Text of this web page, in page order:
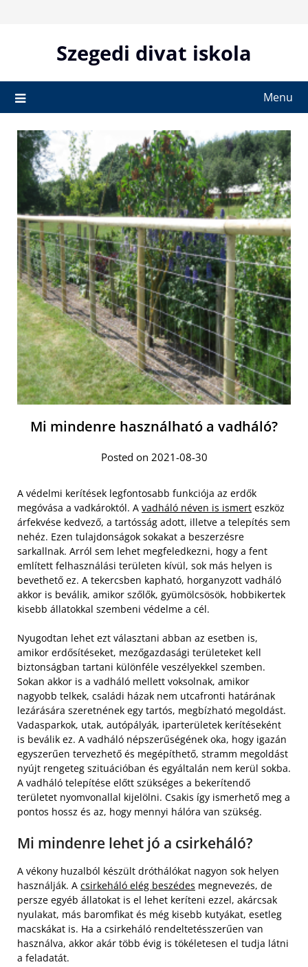
Szegedi divat iskola
Menu
Mi mindenre használható a vadháló?
Posted on 2021-08-30
A védelmi kerítések legfontosabb funkciója az erdők
megóvása a vadkároktól. A vadháló néven is ismert eszköz
árfekvése kedvező, a tartósság adott, illetve a telepítés sem
nehéz. Ezen tulajdonságok sokakat a beszerzésre
sarkallnak. Arról sem lehet megfeledkezni, hogy a fent
említett felhasználási területen kívül, sok más helyen is
bevethető ez. A tekercsben kapható, horganyzott vadháló
akkor is beválik, amikor szőlők, gyümölcsösök, hobbikertek
kisebb állatokkal szembeni védelme a cél.
Nyugodtan lehet ezt választani abban az esetben is,
amikor erdősítéseket, mezőgazdasági területeket kell
biztonságban tartani különféle veszélyekkel szemben.
Sokan akkor is a vadháló mellett voksolnak, amikor
nagyobb telkek, családi házak nem utcafronti határának
lezárására szeretnének egy tartós, megbízható megoldást.
Vadasparkok, utak, autópályák, iparterületek kerítéseként
is beválik ez. A vadháló népszerűségének oka, hogy igazán
egyszerűen tervezhető és megépíthető, stramm megoldást
nyújt rengeteg szituációban és egyáltalán nem kerül sokba.
A vadháló telepítése előtt szükséges a bekerítendő
területet nyomvonallal kijelölni. Csakis így ismerhető meg a
pontos hossz és az, hogy mennyi hálóra van szükség.
Mi mindenre lehet jó a csirkeháló?
A vékony huzalból készült dróthálókat nagyon sok helyen
használják. A csirkeháló elég beszédes megnevezés, de
persze egyéb állatokat is el lehet keríteni ezzel, akárcsak
nyulakat, más baromfikat és még kisebb kutyákat, esetleg
macskákat is. Ha a csirkeháló rendeltetésszerűen van
használva, akkor akár több évig is tökéletesen el tudja látni
a feladatát.